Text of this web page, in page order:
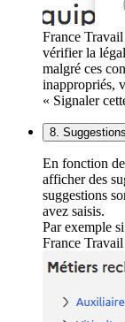
France
vérifier la
malgré ces
inappropriés,
« Signaler
8.
En fonction
afficher des
suggestions
avez saisis.
Par exemple
France